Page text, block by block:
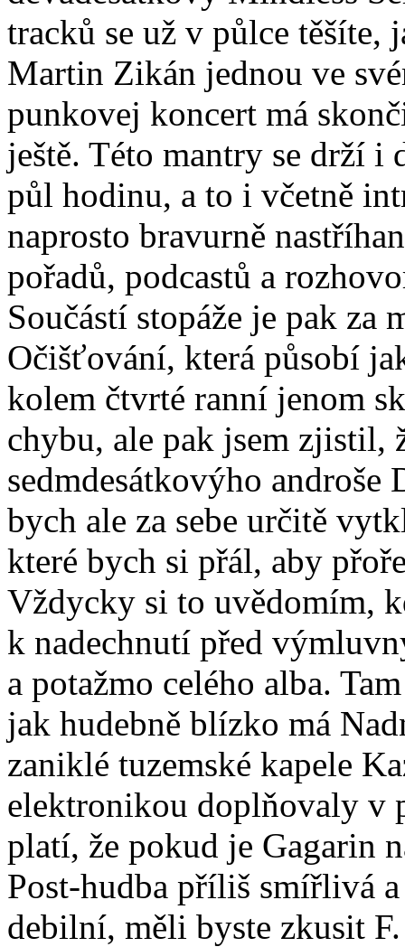
tracků se už v půlce těšíte,
Martin Zikán jednou ve
punkovej koncert má
ještě. Této mantry se drží i
půl hodinu, a to i včetně
naprosto bravurně
pořadů, podcastů a
Součástí stopáže je pak za
Očišťování, která působí
kolem čtvrté ranní jenom
chybu, ale pak jsem zjistil,
sedmdesátkovýho androše
bych ale za sebe určitě
které bych si přál, aby
Vždycky si to uvědomím,
k nadechnutí před
a potažmo celého alba.
jak hudebně blízko má
zaniklé tuzemské kapele
elektronikou doplňovaly v
platí, že pokud je Gagarin
Post-hudba příliš smířlivá
debilní, měli byste zkusit